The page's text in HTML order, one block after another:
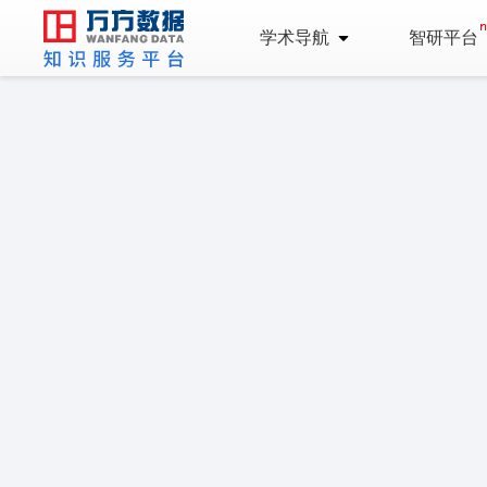
学术导航 智研平台